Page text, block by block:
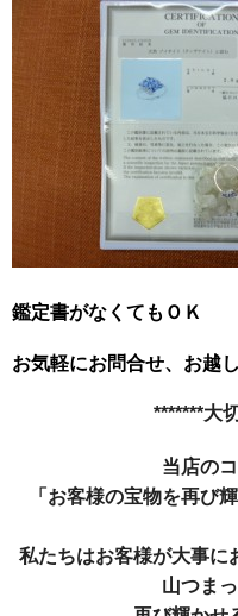
鑑定書がなくてもＯＫ
お気軽にお問合せ、お越
*******大
当店の
「お客様の宝物を再び
私たちはお客様が大事に
山つま